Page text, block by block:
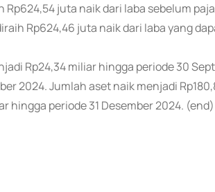
Rp624,54 juta naik dari laba sebelum
Rp624,46 juta naik dari laba yang
Rp24,34 miliar hingga periode 30
2024. Jumlah aset naik menjadi
hingga periode 31 Desember 2024. (end)